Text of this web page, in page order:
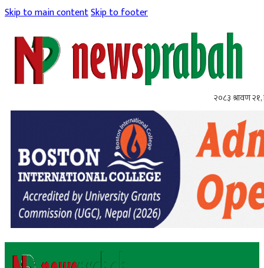
Skip to main contentSkip to footer
२०८३ श्रावण २१,